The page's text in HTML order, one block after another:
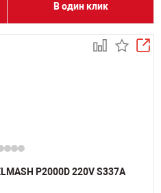
В один клик
P2000D 220V S337A